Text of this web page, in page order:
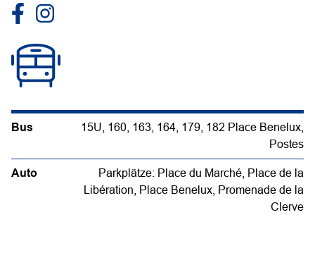
Bus
15U, 160, 163, 164, 179, 182 Place Benelux,
Postes
Auto
Parkplätze: Place du Marché, Place de la
Libération, Place Benelux, Promenade de la
Clerve